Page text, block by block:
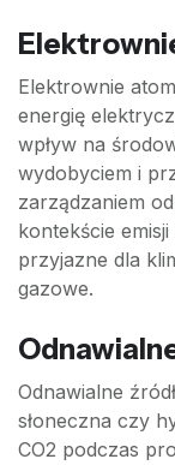
Elektrownie
energię
wpływ na
wydobyciem i
zarządzaniem
kontekście
przyjazne dla
gazowe.
Odnawialne
słoneczna czy
CO2 podczas